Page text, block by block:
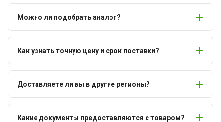
Можно ли подобрать аналог?
Как узнать точную цену и срок поставки?
Доставляете ли вы в другие регионы?
Какие документы предоставляются с товаром?